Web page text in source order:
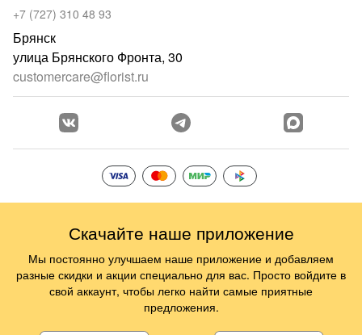
+7 (727) 310 48 93
Брянск
улица Брянского Фронта, 30
customercare@florist.ru
Скачайте наше приложение
Мы постоянно улучшаем наше приложение и добавляем
разные скидки и акции специально для вас. Просто войдите в
свой аккаунт, чтобы легко найти самые приятные
предложения.